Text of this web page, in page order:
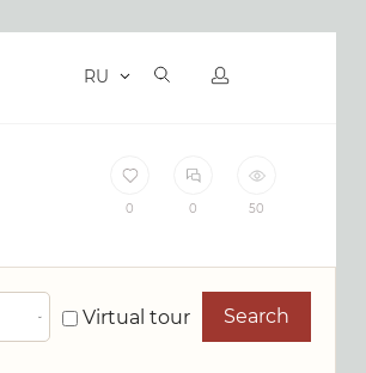
RU
0 0 50
Virtual tour Search